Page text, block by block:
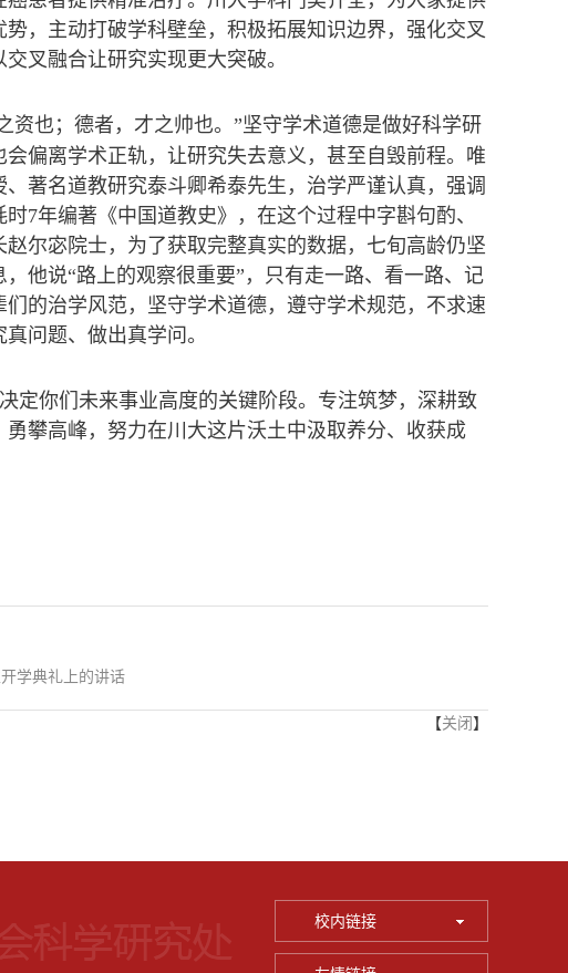
，主动打破学科壁垒，积极拓展知识边界，强化交叉
叉融合让研究实现更大突破。
资也；德者，才之帅也。”坚守学术道德是做好科学研
偏离学术正轨，让研究失去意义，甚至自毁前程。唯
著名道教研究泰斗卿希泰先生，治学严谨认真，强调
7年编著《中国道教史》，在这个过程中字斟句酌、
尔宓院士，为了获取完整真实的数据，七旬高龄仍坚
他说“路上的观察很重要”，只有走一路、看一路、记
的治学风范，坚守学术道德，遵守学术规范，不求速
问题、做出真学问。
定你们未来事业高度的关键阶段。专注筑梦，深耕致
攀高峰，努力在川大这片沃土中汲取养分、收获成
学典礼上的讲话
【关闭 】
校内链接